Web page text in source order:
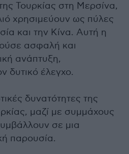
Τουρκίας στη Μερσίνα,
χρησιμεύουν ως πύλες
και την Κίνα. Αυτή η
ασφαλή και
ανάπτυξη,
δυτικό έλεγχο.
δυνατότητες της
μαζί με συμμάχους
σε μια
παρουσία.